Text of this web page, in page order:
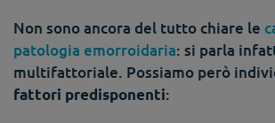
Non sono ancora del tutto chiare le
patologia emorroidaria: si parla
multifattoriale. Possiamo però
fattori predisponenti: